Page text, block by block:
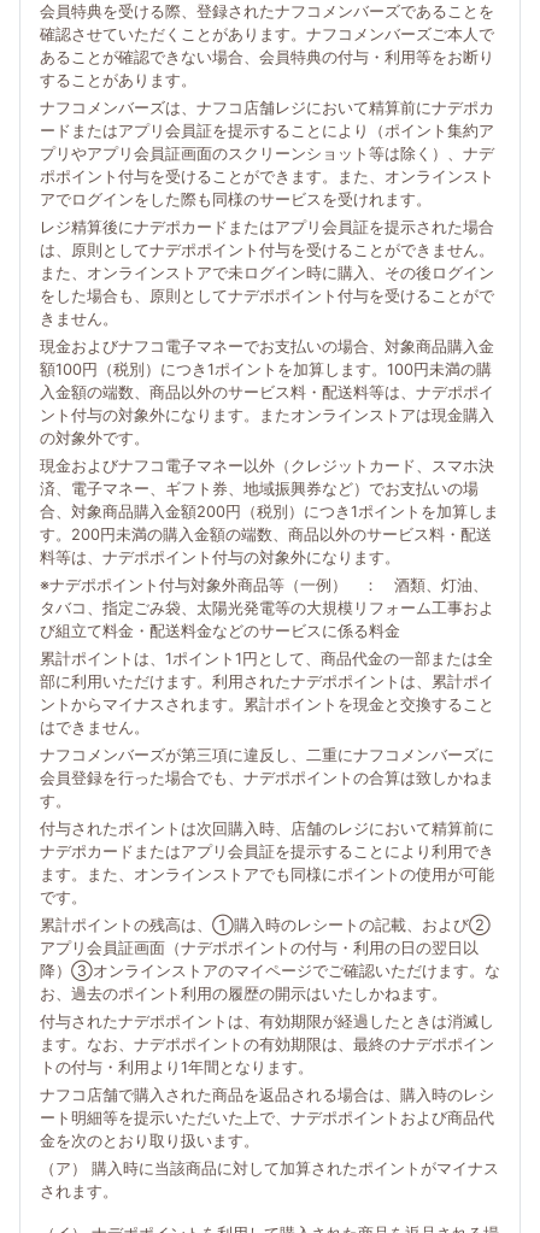
会員特典を受ける際、登録されたナフコメンバーズであることを
確認させていただくことがあります。ナフコメンバーズご本人で
あることが確認できない場合、会員特典の付与・利用等をお断り
することがあります。
ナフコメンバーズは、ナフコ店舗レジにおいて精算前にナデポカ
ードまたはアプリ会員証を提示することにより（ポイント集約ア
プリやアプリ会員証画面のスクリーンショット等は除く）、ナデ
ポポイント付与を受けることができます。また、オンラインスト
アでログインをした際も同様のサービスを受けれます。
レジ精算後にナデポカードまたはアプリ会員証を提示された場合
は、原則としてナデポポイント付与を受けることができません。
また、オンラインストアで未ログイン時に購入、その後ログイン
をした場合も、原則としてナデポポイント付与を受けることがで
きません。
現金およびナフコ電子マネーでお支払いの場合、対象商品購入金
額100円（税別）につき1ポイントを加算します。100円未満の購
入金額の端数、商品以外のサービス料・配送料等は、ナデポポイ
ント付与の対象外になります。またオンラインストアは現金購入
の対象外です。
現金およびナフコ電子マネー以外（クレジットカード、スマホ決
済、電子マネー、ギフト券、地域振興券など）でお支払いの場
合、対象商品購入金額200円（税別）につき1ポイントを加算しま
す。200円未満の購入金額の端数、商品以外のサービス料・配送
料等は、ナデポポイント付与の対象外になります。
※ナデポポイント付与対象外商品等（一例） ： 酒類、灯油、
タバコ、指定ごみ袋、太陽光発電等の大規模リフォーム工事およ
び組立て料金・配送料金などのサービスに係る料金
累計ポイントは、1ポイント1円として、商品代金の一部または全
部に利用いただけます。利用されたナデポポイントは、累計ポイ
ントからマイナスされます。累計ポイントを現金と交換すること
はできません。
ナフコメンバーズが第三項に違反し、二重にナフコメンバーズに
会員登録を行った場合でも、ナデポポイントの合算は致しかねま
す。
付与されたポイントは次回購入時、店舗のレジにおいて精算前に
ナデポカードまたはアプリ会員証を提示することにより利用でき
ます。また、オンラインストアでも同様にポイントの使用が可能
です。
累計ポイントの残高は、①購入時のレシートの記載、および②
アプリ会員証画面（ナデポポイントの付与・利用の日の翌日以
降）③オンラインストアのマイページでご確認いただけます。な
お、過去のポイント利用の履歴の開示はいたしかねます。
付与されたナデポポイントは、有効期限が経過したときは消滅し
ます。なお、ナデポポイントの有効期限は、最終のナデポポイン
トの付与・利用より1年間となります。
ナフコ店舗で購入された商品を返品される場合は、購入時のレシ
ート明細等を提示いただいた上で、ナデポポイントおよび商品代
金を次のとおり取り扱います。
（ア） 購入時に当該商品に対して加算されたポイントがマイナス
されます。